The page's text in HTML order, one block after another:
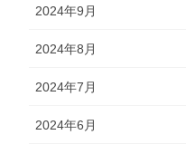
2024年9月
2024年8月
2024年7月
2024年6月